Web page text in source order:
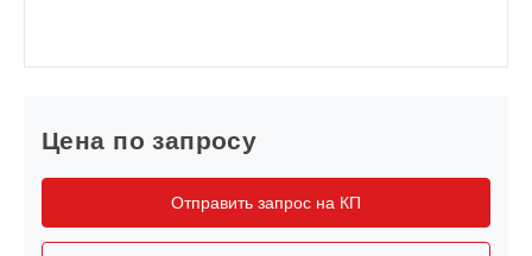
Цена по запросу
Отправить запрос на КП